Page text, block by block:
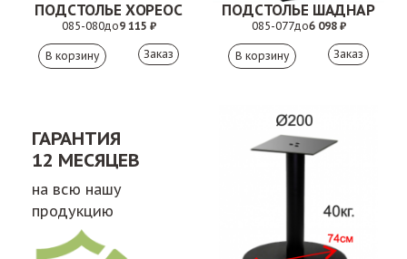
ПОДСТОЛЬЕ ХОРЕОС
085-080до9 115 ₽
Заказ
ПОДСТОЛЬЕ ШАДНАР
085-077до6 098 ₽
Заказ
ГАРАНТИЯ
12 МЕСЯЦЕВ
на всю нашу
продукцию